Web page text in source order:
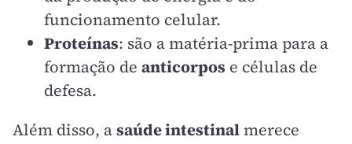
funcionamento celular.
Proteínas: são a matéria-prima para a
formação de anticorpos e células de
defesa.
Além disso, asaúde intestinalmerece